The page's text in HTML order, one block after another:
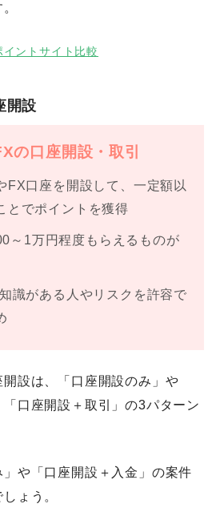
ントサイト比較
開設
の口座開設・取引
FX口座を開設して、一定額以
とでポイントを獲得
～1万円程度もらえるものが
識がある人やリスクを許容で
設は、「口座開設のみ」や
「口座開設＋取引」の3パターン
や「口座開設＋入金」の案件
ょう。